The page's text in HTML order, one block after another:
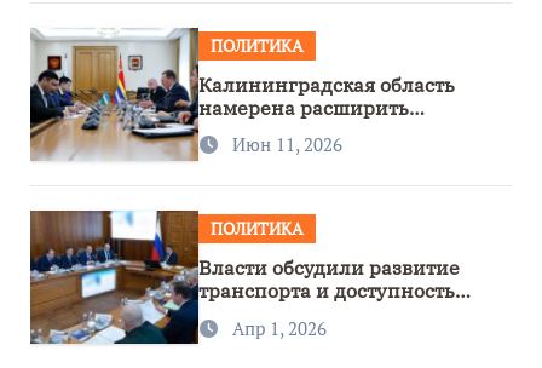
ПОЛИТИКА
Калининградская область
намерена расширить
сотрудничество с Узбекистаном
Июн 11, 2026
ПОЛИТИКА
Власти обсудили развитие
транспорта и доступность
региона
Апр 1, 2026